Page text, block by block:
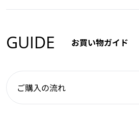
GUIDE お買い物ガイド
ご購入の流れ